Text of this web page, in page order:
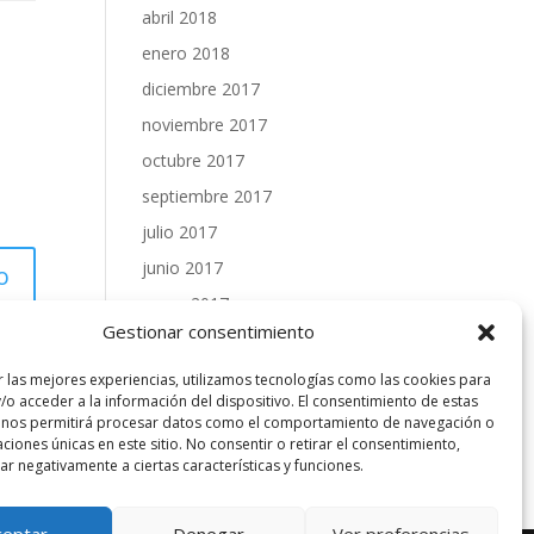
Gestionar consentimiento
las mejores experiencias, utilizamos tecnologías como las cookies para
o acceder a la información del dispositivo. El consentimiento de estas
permitirá procesar datos como el comportamiento de navegación o
únicas en este sitio. No consentir o retirar el consentimiento,
negativamente a ciertas características y funciones.
abril 2018
enero 2018
diciembre 2017
noviembre 2017
octubre 2017
septiembre 2017
julio 2017
junio 2017
mayo 2017
abril 2017
marzo 2017
febrero 2017
enero 2017